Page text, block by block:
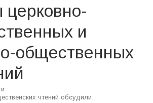
церковно-
и
общественных
чтений обсудили…